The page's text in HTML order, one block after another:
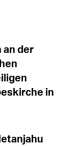
an der
in